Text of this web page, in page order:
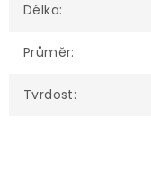
Délka:
Průměr:
Tvrdost: